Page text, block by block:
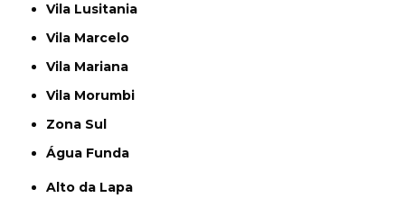
Vila Lusitania
Vila Marcelo
Vila Mariana
Vila Morumbi
Zona Sul
Água Funda
Alto da Lapa